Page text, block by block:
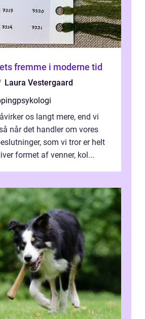
fremme i moderne tid
Laura Vestergaard
os langt mere, end vi
når det handler om vores
som vi tror er helt
formet af venner, kol...